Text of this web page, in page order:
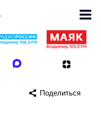
Поделиться